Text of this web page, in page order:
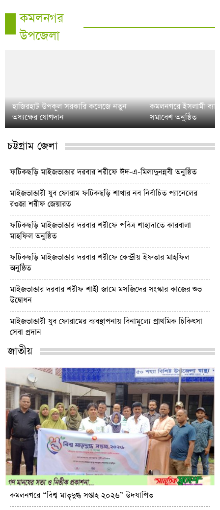
কমলনগর
উপজেলা
হাজিরহাট উপকূল সরকারি কলেজে নতুন
অধ্যক্ষের যোগদান
কমলনগরে ইসলামী
সমাবেশ অনুষ্ঠিত
চট্টগ্রাম জেলা
ফটিকছড়ি মাইজভান্ডার দরবার শরীফে ঈদ-এ-মিলাদুনন্নবী অনুষ্ঠিত
মাইজভান্ডারী যুব ফোরাম ফটিকছড়ি শাখার নব নির্বাচিত প্যানেলের
রওজা শরীফ জেয়ারত
ফটিকছড়ি মাইজভান্ডার দরবার শরীফে পবিত্র শাহাদাতে কারবালা
মাহফিল অনুষ্ঠিত
ফটিকছড়ি মাইজভান্ডার দরবার শরীফে কেন্দ্রীয় ইফতার মাহফিল
অনুষ্ঠিত
মাইজভান্ডার দরবার শরীফ শাহী জামে মসজিদের সংস্কার কাজের শুভ
উদ্বোধন
মাইজভান্ডারী যুব ফোরামের ব্যবস্থাপনায় বিনামূল্যে প্রাথমিক চিকিৎসা
সেবা প্রদান
জাতীয়
কমলনগরে “বিশ্ব মাতৃদুগ্ধ সপ্তাহ ২০২৬” উদযাপিত